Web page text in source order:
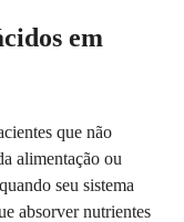
em
que não
alimentação ou
seu sistema
absorver nutrientes